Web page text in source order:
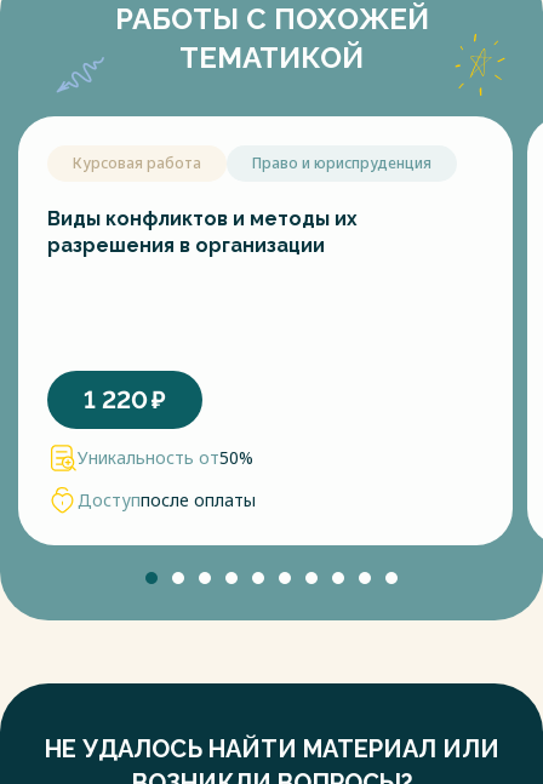
РАБОТЫ С ПОХОЖЕЙ
ТЕМАТИКОЙ
Курсовая работа Право и юриспруденция
Виды конфликтов и методы их
разрешения в организации
1 220₽
Уникальность от50%
Доступпосле оплаты
НЕ УДАЛОСЬ НАЙТИ МАТЕРИАЛ ИЛИ